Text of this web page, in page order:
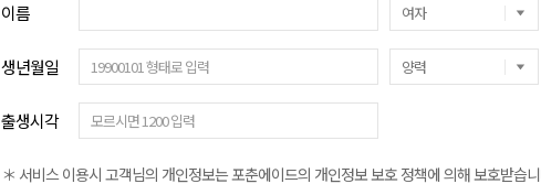
이름
생년월일
출생시각
＊ 서비스 이용시 고객님의 개인정보는 포춘에이드의 개인정보 보호 정책에 의해 보호받습